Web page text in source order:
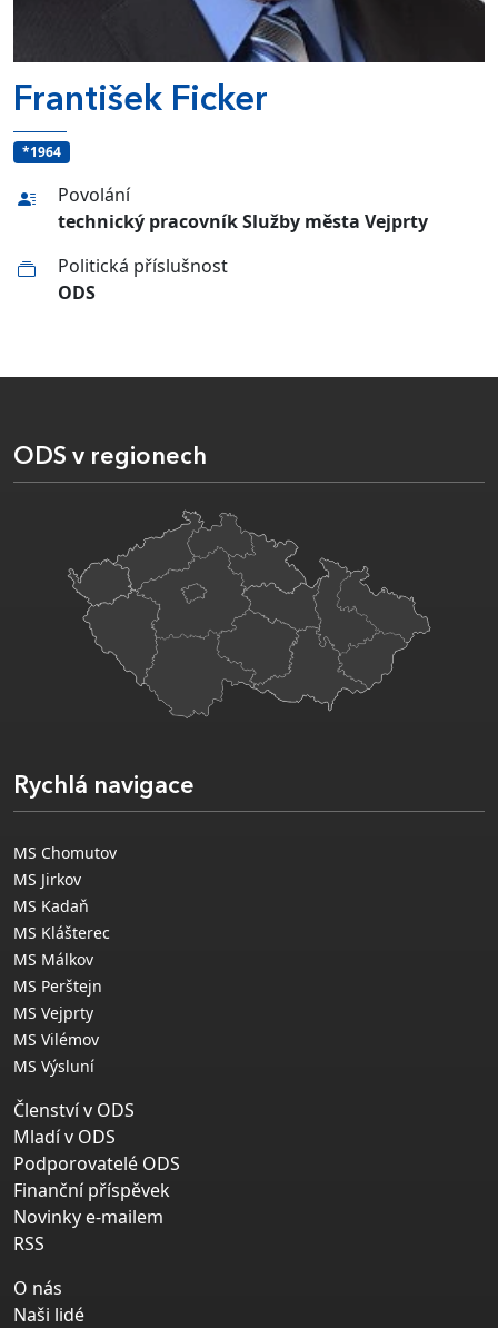
František Ficker
*1964
Povolání
technický pracovník Služby města Vejprty
Politická příslušnost
ODS
ODS v regionech
Rychlá navigace
MS Chomutov
MS Jirkov
MS Kadaň
MS Klášterec
MS Málkov
MS Perštejn
MS Vejprty
MS Vilémov
MS Výsluní
Členství v ODS
Mladí v ODS
Podporovatelé ODS
Finanční příspěvek
Novinky e-mailem
RSS
O nás
Naši lidé